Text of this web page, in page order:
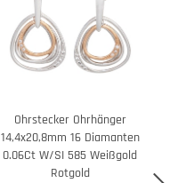
Ohrstecker Ohrhänger
14,4x20,8mm 16 Diamanten
0.06Ct W/SI 585 Weißgold
Rotgold